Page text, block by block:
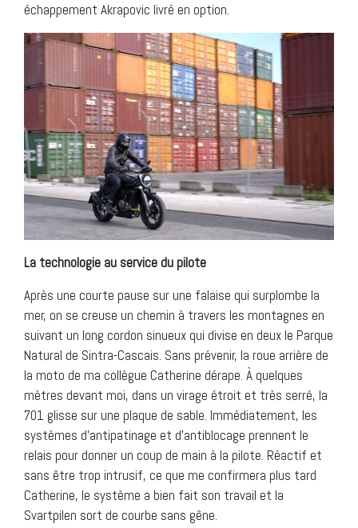
échappement Akrapovic livré en option.
La technologie au service du pilote
Après une courte pause sur une falaise qui surplombe la
mer, on se creuse un chemin à travers les montagnes en
suivant un long cordon sinueux qui divise en deux le Parque
Natural de Sintra-Cascais. Sans prévenir, la roue arrière de
la moto de ma collègue Catherine dérape. À quelques
mètres devant moi, dans un virage étroit et très serré, la
701 glisse sur une plaque de sable. Immédiatement, les
systèmes d’antipatinage et d’antiblocage prennent le
relais pour donner un coup de main à la pilote. Réactif et
sans être trop intrusif, ce que me confirmera plus tard
Catherine, le système a bien fait son travail et la
Svartpilen sort de courbe sans gêne.